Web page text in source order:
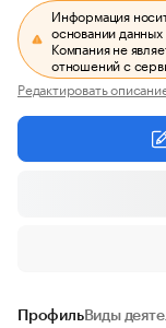
Информация
основании данных
Компания не
отношений с
Редактировать
ПрофильВиды